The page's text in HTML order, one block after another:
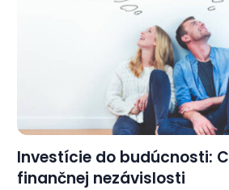
Investície do budúcnosti:
finančnej nezávislosti